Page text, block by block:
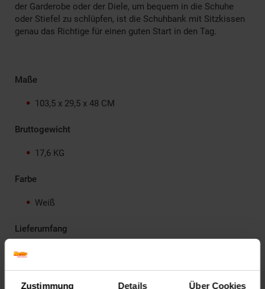
Zustimmung Details Über Cookies
der Garderobe oder der Diele, um bequem in die Schuhe
oder Stiefel zu schlüpfen, ist die Schuhbank mit Sitzkissen
genau das Richtige für einen guten Start in den Tag.
Maße
103,5 x 29,5 x 48 CM
Bruttogewicht
17,6 KG
Farbe
Weiß
Lieferumfang